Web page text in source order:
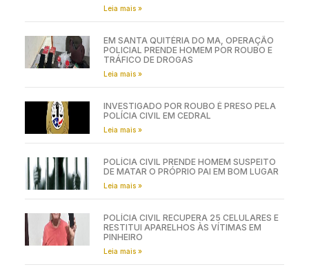
Leia mais »
EM SANTA QUITÉRIA DO MA, OPERAÇÃO
POLICIAL PRENDE HOMEM POR ROUBO E
TRÁFICO DE DROGAS
Leia mais »
INVESTIGADO POR ROUBO É PRESO PELA
POLÍCIA CIVIL EM CEDRAL
Leia mais »
POLÍCIA CIVIL PRENDE HOMEM SUSPEITO
DE MATAR O PRÓPRIO PAI EM BOM LUGAR
Leia mais »
POLÍCIA CIVIL RECUPERA 25 CELULARES E
RESTITUI APARELHOS ÀS VÍTIMAS EM
PINHEIRO
Leia mais »